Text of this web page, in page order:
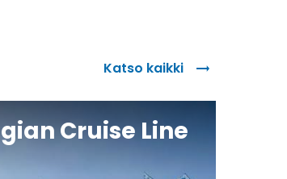
Katso kaikki
Cruise Line